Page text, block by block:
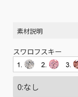
素材説明
スワロフスキー